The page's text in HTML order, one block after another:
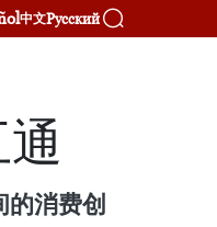
中文Русский
的消费创